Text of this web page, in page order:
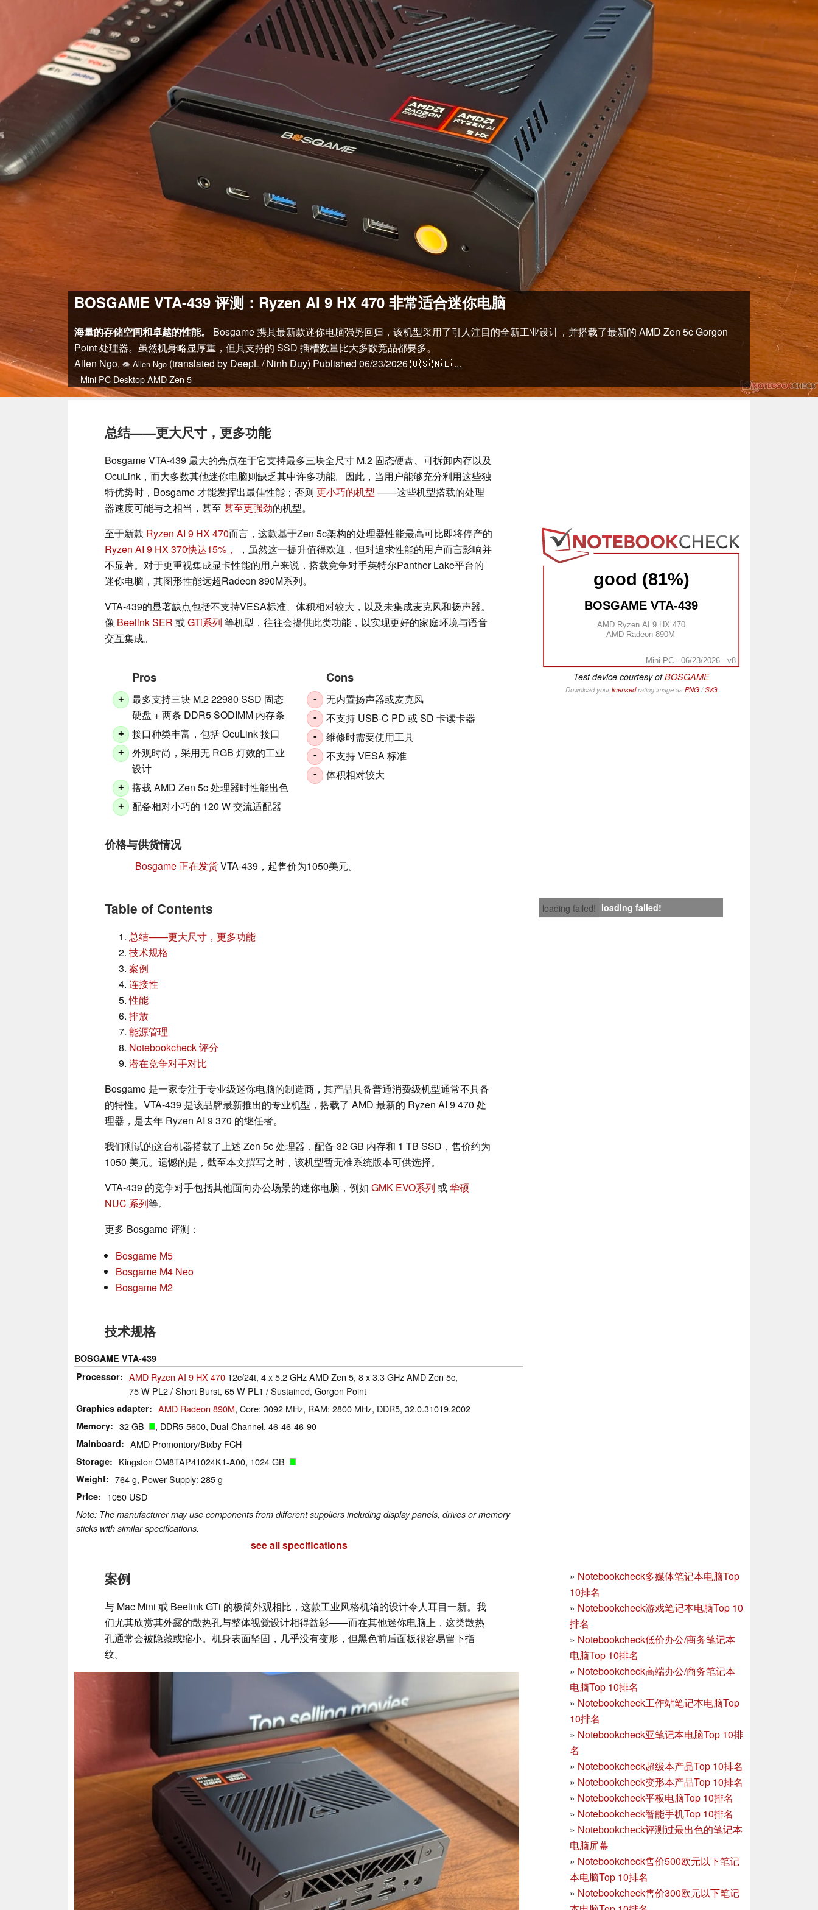
BOSGAME VTA-439 评测：Ryzen AI 9 HX 470 非常适合迷你电脑
海量的存储空间和卓越的性能。
Bosgame 携其最新款迷你电脑强势回归，该机型采用了引人注目的全新工业设计，并搭载了最新的 AMD Zen 5c Gorgon
Point 处理器。虽然机身略显厚重，但其支持的 SSD 插槽数量比大多数竞品都要多。
Allen Ngo, 👁 Allen Ngo (translated by DeepL / Ninh Duy) Published 06/23/2026🇺🇸🇳🇱 ...
Mini PC DesktopAMDZen 5
总结——更大尺寸，更多功能
Bosgame VTA-439 最大的亮点在于它支持最多三块全尺寸 M.2 固态硬盘、可拆卸内存以及
OcuLink，而大多数其他迷你电脑则缺乏其中许多功能。因此，当用户能够充分利用这些独
特优势时，Bosgame 才能发挥出最佳性能；否则 更小巧的机型 ——这些机型搭载的处理
器速度可能与之相当，甚至 甚至更强劲的机型。
good (81%)
BOSGAME VTA-439
AMD Ryzen AI 9 HX 470
AMD Radeon 890M
Mini PC - 06/23/2026 - v8
Test device courtesy ofBOSGAME
Download yourlicensedrating image as PNG/SVG
至于新款 Ryzen AI 9 HX 470而言，这款基于Zen 5c架构的处理器性能最高可比即将停产的
Ryzen AI 9 HX 370快达15%，
，虽然这一提升值得欢迎，但对追求性能的用户而言影响并
不显著。对于更重视集成显卡性能的用户来说，搭载竞争对手英特尔Panther Lake平台的
迷你电脑，其图形性能远超Radeon 890M系列。
VTA-439的显著缺点包括不支持VESA标准、体积相对较大，以及未集成麦克风和扬声器。
像 Beelink SER 或GTi系列 等机型，往往会提供此类功能，以实现更好的家庭环境与语音
交互集成。
Pros
+
最多支持三块 M.2 22980 SSD 固态
硬盘 + 两条 DDR5 SODIMM 内存条
+ 接口种类丰富，包括 OcuLink 接口
+
外观时尚，采用无 RGB 灯效的工业
设计
+ 搭载 AMD Zen 5c 处理器时性能出色
+ 配备相对小巧的 120 W 交流适配器
Cons
- 无内置扬声器或麦克风
- 不支持 USB-C PD 或 SD 卡读卡器
- 维修时需要使用工具
- 不支持 VESA 标准
- 体积相对较大
价格与供货情况
Bosgame 正在发货VTA-439，起售价为1050美元。
loading failed! loading failed!
Table of Contents
总结——更大尺寸，更多功能
技术规格
案例
连接性
性能
排放
能源管理
Notebookcheck 评分
潜在竞争对手对比
Bosgame 是一家专注于专业级迷你电脑的制造商，其产品具备普通消费级机型通常不具备
的特性。VTA-439 是该品牌最新推出的专业机型，搭载了 AMD 最新的 Ryzen AI 9 470 处
理器，是去年 Ryzen AI 9 370 的继任者。
我们测试的这台机器搭载了上述 Zen 5c 处理器，配备 32 GB 内存和 1 TB SSD，售价约为
1050 美元。遗憾的是，截至本文撰写之时，该机型暂无准系统版本可供选择。
VTA-439 的竞争对手包括其他面向办公场景的迷你电脑，例如 GMK EVO系列 或华硕
NUC 系列等。
更多 Bosgame 评测：
Bosgame M5
Bosgame M4 Neo
Bosgame M2
技术规格
BOSGAME VTA-439
Processor
AMD Ryzen AI 9 HX 470 12c/24t, 4 x 5.2 GHz AMD Zen 5, 8 x 3.3 GHz AMD Zen 5c,
75 W PL2 / Short Burst, 65 W PL1 / Sustained, Gorgon Point
Graphics adapter AMD Radeon 890M, Core: 3092 MHz, RAM: 2800 MHz, DDR5, 32.0.31019.2002
Memory 32 GB , DDR5-5600, Dual-Channel, 46-46-46-90
Mainboard AMD Promontory/Bixby FCH
Storage Kingston OM8TAP41024K1-A00, 1024 GB
Weight 764 g, Power Supply: 285 g
Price 1050 USD
Note: The manufacturer may use components from different suppliers including display panels, drives or memory
sticks with similar specifications.
see all specifications
» Notebookcheck多媒体笔记本电脑Top
10排名
» Notebookcheck游戏笔记本电脑Top 10
排名
» Notebookcheck低价办公/商务笔记本
电脑Top 10排名
» Notebookcheck高端办公/商务笔记本
电脑Top 10排名
» Notebookcheck工作站笔记本电脑Top
10排名
» Notebookcheck亚笔记本电脑Top 10排
名
» Notebookcheck超级本产品Top 10排名
» Notebookcheck变形本产品Top 10排名
» Notebookcheck平板电脑Top 10排名
» Notebookcheck智能手机Top 10排名
» Notebookcheck评测过最出色的笔记本
电脑屏幕
» Notebookcheck售价500欧元以下笔记
本电脑Top 10排名
» Notebookcheck售价300欧元以下笔记
案例
与 Mac Mini 或 Beelink GTi 的极简外观相比，这款工业风格机箱的设计令人耳目一新。我
们尤其欣赏其外露的散热孔与整体视觉设计相得益彰——而在其他迷你电脑上，这类散热
孔通常会被隐藏或缩小。机身表面坚固，几乎没有变形，但黑色前后面板很容易留下指
纹。